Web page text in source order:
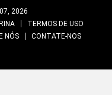
2026
TERMOS DE USO
NÓS CONTATE-NOS